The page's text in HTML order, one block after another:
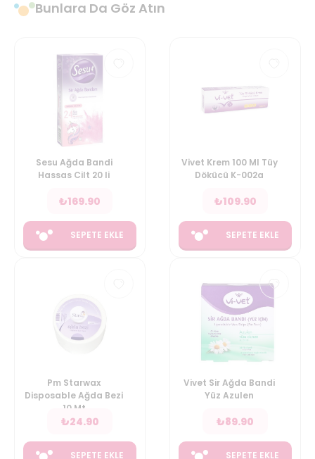
Bunlara Da Göz Atın
Sesu Ağda Bandi
Hassas Cilt 20 li
₺169.90
SEPETE EKLE
Vivet Krem 100 Ml Tüy
Dökücü K-002a
₺109.90
SEPETE EKLE
Pm Starwax
Disposable Ağda Bezi
10 Mt
₺24.90
SEPETE EKLE
Vivet Sir Ağda Bandi
Yüz Azulen
₺89.90
SEPETE EKLE